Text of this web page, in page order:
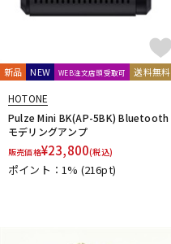
新品 NEW WEB注文店頭受取可 送料無料
HOTONE
Pulze Mini BK(AP-5BK) Bluetooth
モデリングアンプ
販売価格¥23,800(税込)
ポイント：1% (216pt)